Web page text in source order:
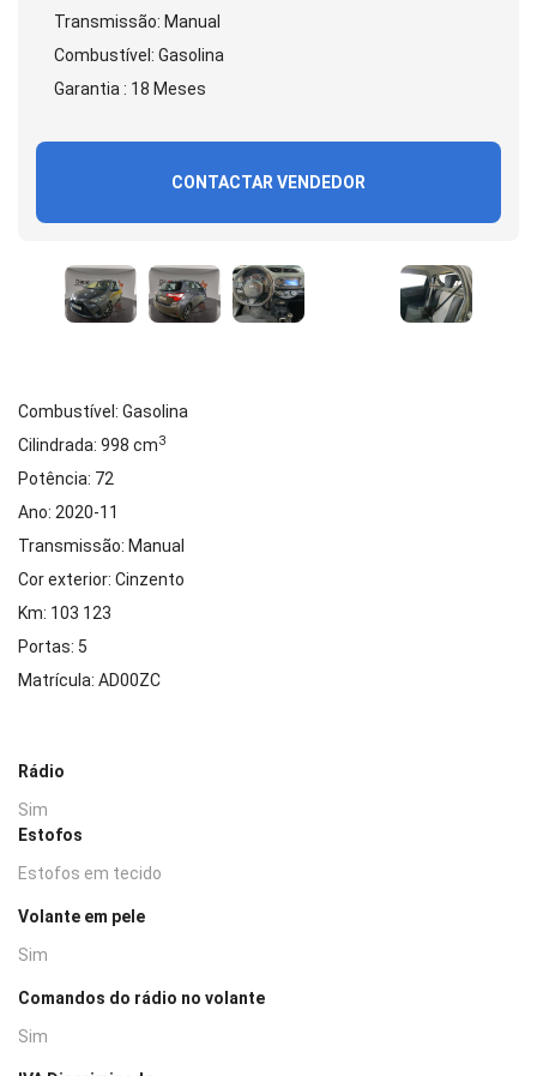
Transmissão: Manual
Combustível: Gasolina
Garantia : 18 Meses
CONTACTAR VENDEDOR
Combustível: Gasolina
Cilindrada: 998 cm3
Potência: 72
Ano: 2020-11
Transmissão: Manual
Cor exterior: Cinzento
Km: 103 123
Portas: 5
Matrícula: AD00ZC
Rádio
Sim
Estofos
Estofos em tecido
Volante em pele
Sim
Comandos do rádio no volante
Sim